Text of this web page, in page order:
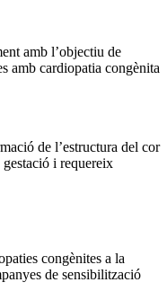
amb l’objectiu de
amb cardiopatia congènita
de l’estructura del cor
i requereix
congènites a la
de sensibilització